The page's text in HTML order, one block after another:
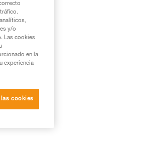
y/o
Las cookies
en la
experiencia
cookies